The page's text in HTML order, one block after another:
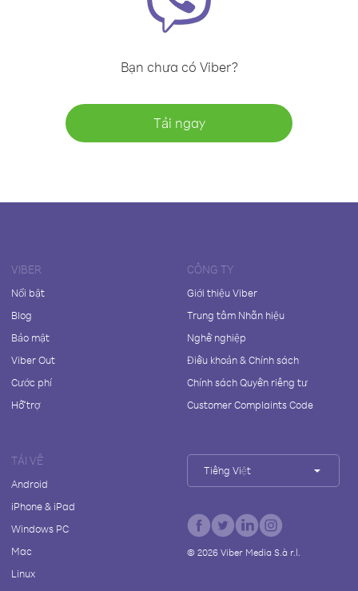
Bạn chưa có Viber?
Tải ngay
VIBER
Nổi bật
Blog
Bảo mật
Viber Out
Cước phí
Hỗ trợ
CÔNG TY
Giới thiệu Viber
Trung tâm Nhãn hiệu
Nghề nghiệp
Điều khoản & Chính sách
Chính sách Quyền riêng tư
Customer Complaints Code
TẢI VỀ
Android
iPhone & iPad
Windows PC
Mac
Linux
Tiếng Việt
© 2026Viber Media S.à r.l.